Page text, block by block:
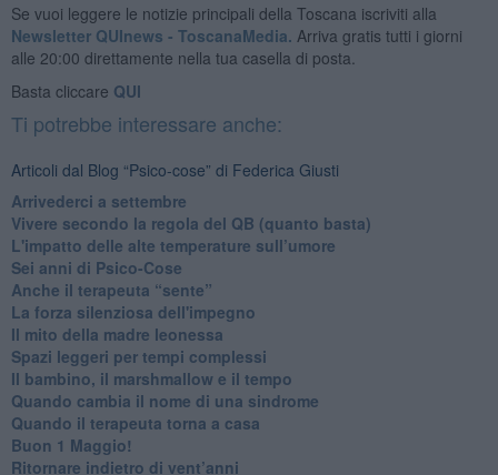
Se vuoi leggere le notizie principali della Toscana iscriviti alla
Newsletter QUInews - ToscanaMedia. Arriva gratis tutti i giorni
alle 20:00 direttamente nella tua casella di posta.
Basta cliccare QUI
Ti potrebbe interessare anche:
Articoli dal Blog “Psico-cose” di Federica Giusti
​Arrivederci a settembre
​Vivere secondo la regola del QB (quanto basta)
​L'impatto delle alte temperature sull’umore
Sei anni di Psico-Cose
​Anche il terapeuta “sente”
​La forza silenziosa dell'impegno
​Il mito della madre leonessa
Spazi leggeri per tempi complessi
Il bambino, il marshmallow e il tempo
​Quando cambia il nome di una sindrome
​Quando il terapeuta torna a casa
​Buon 1 Maggio!
Ritornare indietro di vent’anni